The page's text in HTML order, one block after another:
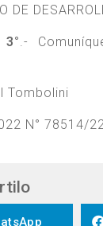
DE
3°.-
Tombolini
N° 78514/